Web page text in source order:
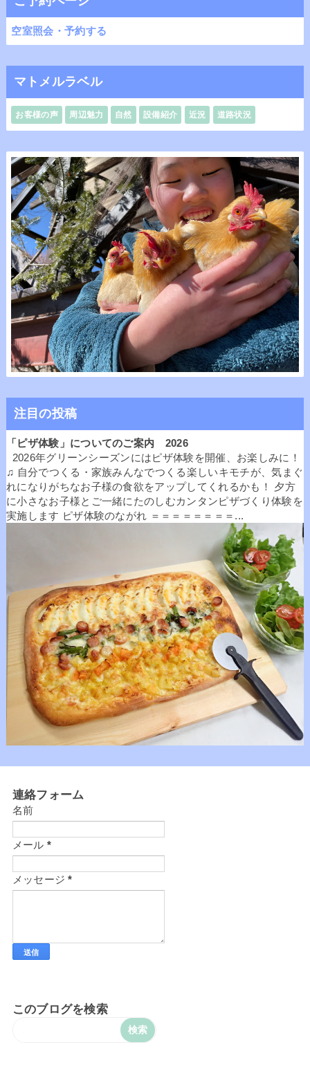
空室照会・予約する
マトメルラベル
お客様の声 周辺魅力 自然 設備紹介 近況 道路状況
注目の投稿
「ピザ体験」についてのご案内 2026
2026年グリーンシーズンにはピザ体験を開催、お楽しみに！
♫ 自分でつくる・家族みんなでつくる楽しいキモチが、気まぐ
れになりがちなお子様の食欲をアップしてくれるかも！ 夕方
に小さなお子様とご一緒にたのしむカンタンピザづくり体験を
実施します ピザ体験のながれ ＝＝＝＝＝＝＝＝...
連絡フォーム
名前
メール *
メッセージ*
このブログを検索